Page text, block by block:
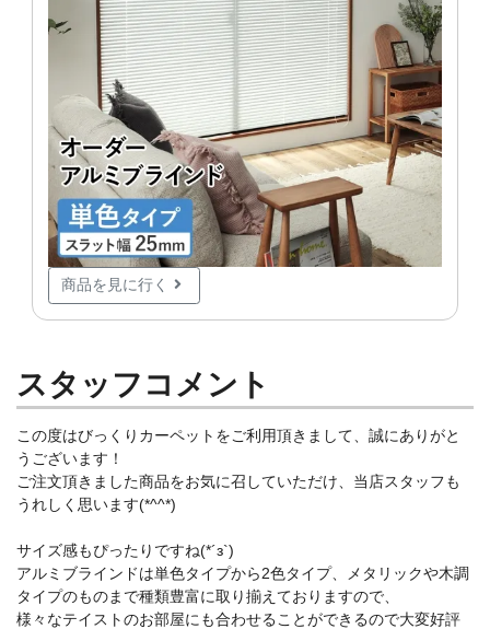
商品を見に行く
スタッフコメント
この度はびっくりカーペットをご利用頂きまして、誠にありがと
うございます！
ご注文頂きました商品をお気に召していただけ、当店スタッフも
うれしく思います(*^^*)
サイズ感もぴったりですね(*´з`)
アルミブラインドは単色タイプから2色タイプ、メタリックや木調
タイプのものまで種類豊富に取り揃えておりますので、
様々なテイストのお部屋にも合わせることができるので大変好評